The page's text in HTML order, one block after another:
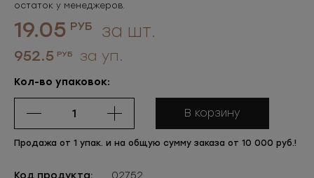
остаток у менеджеров.
19.05 РУБ за шт.
952.5 РУБ за уп.
Кол-во упаковок:
В корзину
Продажа от 1 упак. и на общую сумму заказа от 10 000 руб.!
Код продукта:
02752